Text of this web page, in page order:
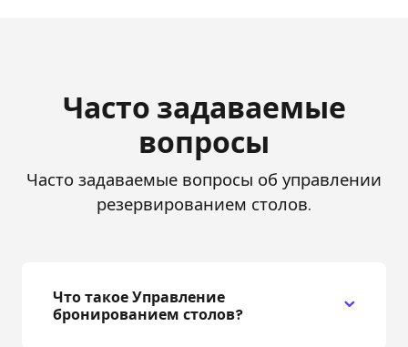
Часто задаваемые
вопросы
Часто задаваемые вопросы об управлении
резервированием столов.
Что такое Управление
бронированием столов?